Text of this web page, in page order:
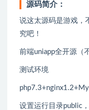
源码简介：
说这太源码是游戏，
究吧！
前端uniapp全开源（
测试环境
设置运行目录public